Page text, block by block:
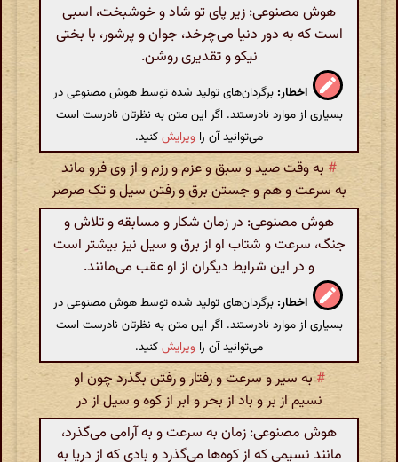
هوش مصنوعی: زیر پای تو شاد و خوشبخت، اسبی
است که به دور دنیا می‌چرخد، جوان و پرشور، با بختی
نیکو و تقدیری روشن.
اخطار: برگردان‌های تولید شده توسط هوش مصنوعی در
بسیاری از موارد نادرستند. اگر این متن به نظرتان نادرست است
می‌توانید آن را ویرایشکنید.
# به وقت صید و سبق و عزم و رزم و از وی فرو ماند
به سرعت و هم و جستن برق و رفتن سیل و تک صرصر
هوش مصنوعی: در زمان شکار و مسابقه و تلاش و
جنگ، سرعت و شتاب او از برق و سیل نیز بیشتر است
و در این شرایط دیگران از او عقب می‌مانند.
اخطار: برگردان‌های تولید شده توسط هوش مصنوعی در
بسیاری از موارد نادرستند. اگر این متن به نظرتان نادرست است
می‌توانید آن را ویرایشکنید.
#به سیر و سرعت و رفتار و رفتن بگذرد چون او
نسیم از بر و باد از بحر و ابر از کوه و سیل از در
هوش مصنوعی: زمان به سرعت و به آرامی می‌گذرد،
مانند نسیمی که از کوه‌ها می‌گذرد و بادی که از دریا به